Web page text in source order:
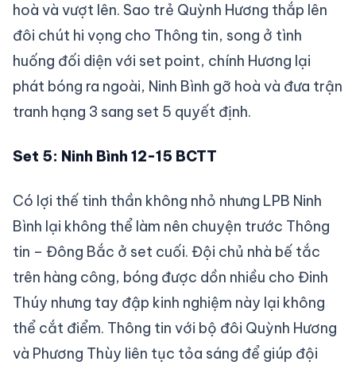
hoà và vượt lên. Sao trẻ Quỳnh Hương thắp lên
đôi chút hi vọng cho Thông tin, song ở tình
huống đối diện với set point, chính Hương lại
phát bóng ra ngoài, Ninh Bình gỡ hoà và đưa trận
tranh hạng 3 sang set 5 quyết định.
Set 5: Ninh Bình 12-15 BCTT
Có lợi thế tinh thần không nhỏ nhưng LPB Ninh
Bình lại không thể làm nên chuyện trước Thông
tin – Đông Bắc ở set cuối. Đội chủ nhà bế tắc
trên hàng công, bóng được dồn nhiều cho Đinh
Thúy nhưng tay đập kinh nghiệm này lại không
thể cắt điểm. Thông tin với bộ đôi Quỳnh Hương
và Phương Thùy liên tục tỏa sáng để giúp đội